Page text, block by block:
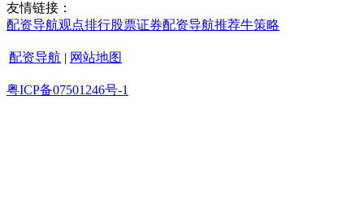
友情链接：
配资导航观点排行股票证券配资导航推荐牛策略
配资导航 | 网站地图
粤ICP备07501246号-1